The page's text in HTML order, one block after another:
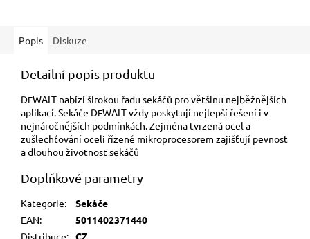
Popis Diskuze
Detailní popis produktu
DEWALT nabízí širokou řadu sekáčů pro většinu nejběžnějších
aplikací. Sekáče DEWALT vždy poskytují nejlepší řešení i v
nejnáročnějších podmínkách. Zejména tvrzená ocel a
zušlechťování oceli řízené mikroprocesorem zajišťují pevnost
a dlouhou životnost sekáčů
Doplňkové parametry
Kategorie:
Sekáče
EAN:
5011402371440
Distribuce: CZ